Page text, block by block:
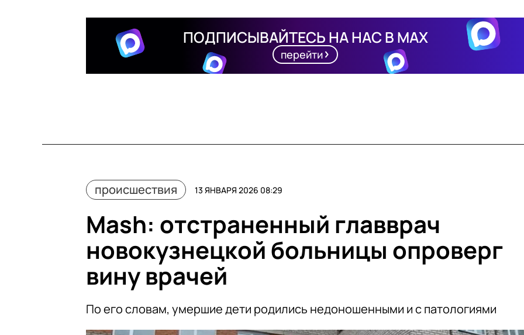
ПОДПИСЫВАЙТЕСЬ НА НАС В MAX
перейти
происшествия 13 ЯНВАРЯ 2026 08:29
Mash: отстраненный главврач
новокузнецкой больницы опроверг
вину врачей
По его словам, умершие дети родились недоношенными и с патологиями